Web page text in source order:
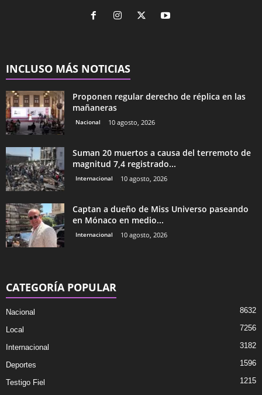
INCLUSO MÁS NOTICIAS
Proponen regular derecho de réplica en las
mañaneras
Nacional 10 agosto, 2026
Suman 20 muertos a causa del terremoto de
magnitud 7,4 registrado...
Internacional 10 agosto, 2026
Captan a dueño de Miss Universo paseando
en Mónaco en medio...
Internacional 10 agosto, 2026
CATEGORÍA POPULAR
Nacional 8632
Local 7256
Internacional 3182
Deportes 1596
Testigo Fiel
1215